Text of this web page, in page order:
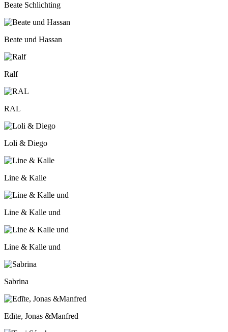
Beate Schlichting
Beate und Hassan
Ralf
RAL
Loli & Diego
Line & Kalle
Line & Kalle und
Line & Kalle und
Sabrina
Edīte, Jonas &Manfred